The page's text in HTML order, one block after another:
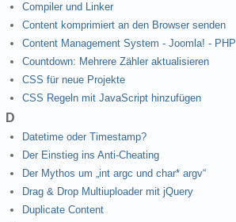
Compiler und Linker
Content komprimiert an den Browser senden
Content Management System - Joomla! - PHP
Countdown: Mehrere Zähler aktualisieren
CSS für neue Projekte
CSS Regeln mit JavaScript hinzufügen
D
Datetime oder Timestamp?
Der Einstieg ins Anti-Cheating
Der Mythos um „int argc und char* argv“
Drag & Drop Multiuploader mit jQuery
Duplicate Content